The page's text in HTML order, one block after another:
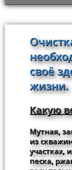
своё
жизни.
Какую
Мутная,
из
участках,
песка,